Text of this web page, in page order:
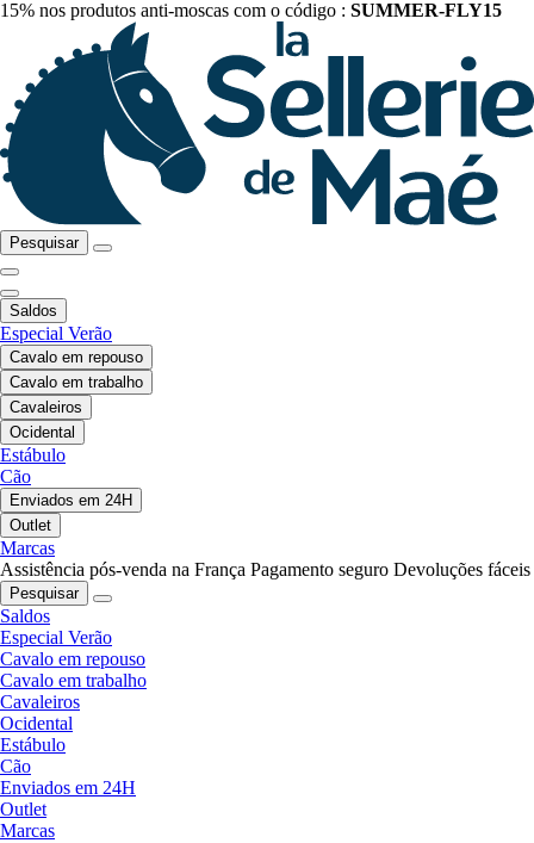
15% nos produtos anti-moscas com o código : SUMMER-FLY15
Pesquisar
Saldos
Especial Verão
Cavalo em repouso
Cavalo em trabalho
Cavaleiros
Ocidental
Estábulo
Cão
Enviados em 24H
Outlet
Marcas
Assistência pós-venda na França Pagamento seguro Devoluções fáceis
Pesquisar
Saldos
Especial Verão
Cavalo em repouso
Cavalo em trabalho
Cavaleiros
Ocidental
Estábulo
Cão
Enviados em 24H
Outlet
Marcas